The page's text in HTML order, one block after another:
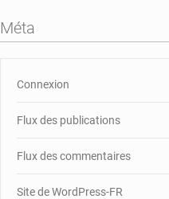
Méta
Connexion
Flux des publications
Flux des commentaires
Site de WordPress-FR